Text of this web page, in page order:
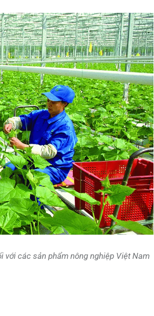
với các sản phẩm nông nghiệp Việt Nam